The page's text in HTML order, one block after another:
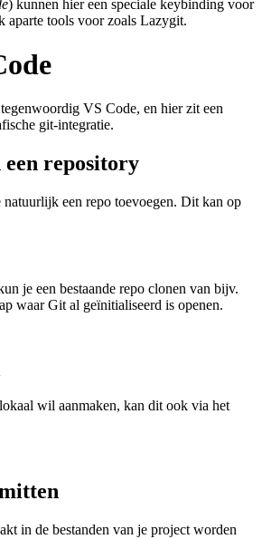
) kunnen hier een speciale keybinding voor
aparte tools voor zoals Lazygit.
VS Code, en hier zit een
git-integratie.
een repository
natuurlijk een repo toevoegen. Dit kan op
je een bestaande repo clonen van bijv.
waar Git al geïnitialiseerd is openen.
wil aanmaken, kan dit ook via het
in de bestanden van je project worden